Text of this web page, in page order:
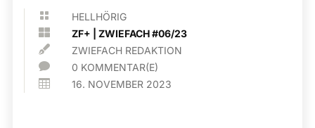
 HELLHÖRIG
 ZF+ |ZWIEFACH #06/23
 ZWIEFACH REDAKTION
 0 KOMMENTAR(E)
 16. NOVEMBER 2023